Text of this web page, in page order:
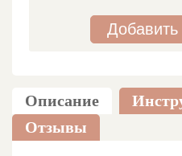
Добавить
Описание
Отзывы